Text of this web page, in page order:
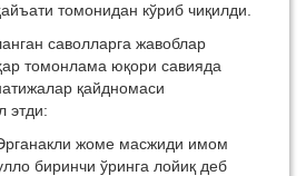
томонидан кўриб чиқилди.
саволларга жавоблар
томонлама юқори савияда
қайдномаси
этди:
жоме масжиди имом
биринчи ўринга лойиқ деб